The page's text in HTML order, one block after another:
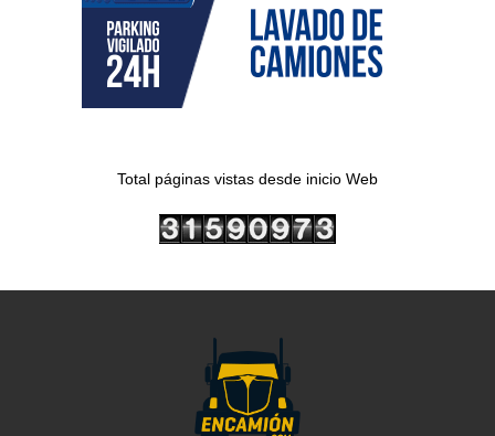
Total páginas vistas desde inicio Web